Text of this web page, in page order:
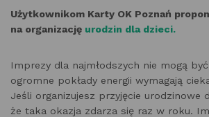
Użytkownikom Karty OK Poznań
na organizację urodzin dla dzieci.
Imprezy dla najmłodszych nie mogą
ogromne pokłady energii wymagają
Jeśli organizujesz przyjęcie urodzinowe
że taka okazja zdarza się raz w roku.